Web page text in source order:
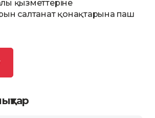
қызметтеріне
салтанат қонақтарына паш